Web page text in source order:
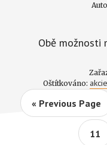
Obě možnosti
Oštítkováno: akcie
« Go
Previous Page
11